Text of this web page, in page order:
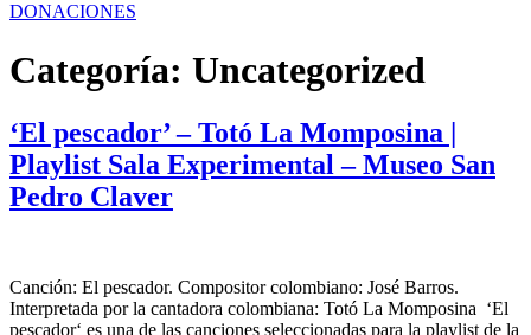
DONACIONES
Categoría: Uncategorized
‘El pescador’ – Totó La Momposina |
Playlist Sala Experimental – Museo San
Pedro Claver
Canción: El pescador. Compositor colombiano: José Barros.
Interpretada por la cantadora colombiana: Totó La Momposina ‘El
pescador‘ es una de las canciones seleccionadas para la playlist de la